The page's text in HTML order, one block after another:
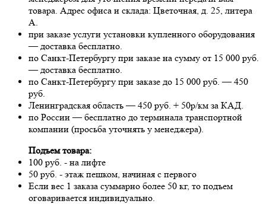
товара. Адрес офиса и склада: Цветочная, д. 25, литера
А.
при заказе услуги установки купленного оборудования
— доставка бесплатно.
по Санкт-Петербургу при заказе на сумму от 15 000 руб.
— доставка бесплатно.
по Санкт-Петербургу при заказе до 15 000 руб. — 450
руб.
Ленинградская область — 450 руб. + 50р/км за КАД.
по России — бесплатно до терминала транспортной
компании (просьба уточнять у менеджера).
Подъем товара:
100 руб. - на лифте
50 руб. - этаж пешком, начиная с первого
Если вес 1 заказа суммарно более 50 кг, то подъем
оговаривается индивидуально.